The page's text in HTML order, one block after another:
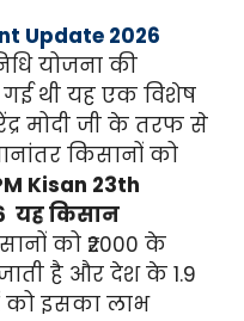
Update 2026
योजना की
थी यह एक विशेष
मोदी जी के तरफ से
किसानों को
Kisan 23th
यह किसान
को ₹2000 के
है और देश के 1.9
को इसका लाभ